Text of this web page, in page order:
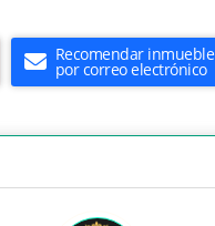
Recomendar inmueble
por correo electrónico